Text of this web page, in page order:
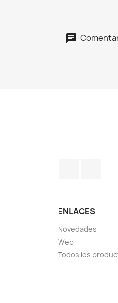
ENLACES
Novedades
Web
Todos los